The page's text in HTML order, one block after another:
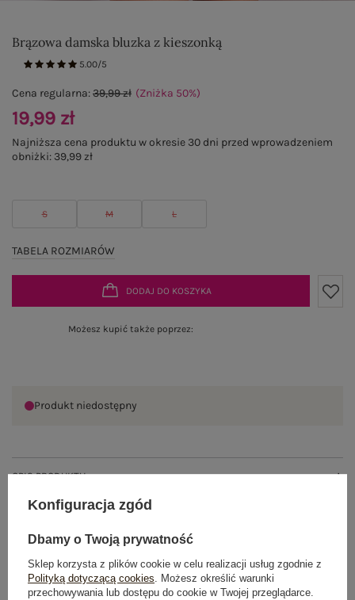
Brązowa damska bluzka z kieszonką
5.00/5
S M L
TABELA ROZMIARÓW
Cena regularna:39,99 zł (Zniżka 50%)
19,99 zł
Najniższa cena produktu w okresie 30 dni przed wprowadzeniem
obniżki: 39,99 zł
DODAJ DO KOSZYKA
Możesz kupić także poprzez:
Produkt niedostępny
OPIS PRODUKTU
GŁÓWNE PARAMETRY
WYSYŁKA I DOSTAWA
Konfiguracja zgód
Dbamy o Twoją prywatność
Sklep korzysta z plików cookie w celu realizacji usług zgodnie z
Polityką dotyczącą cookies. Możesz określić warunki
przechowywania lub dostępu do cookie w Twojej przeglądarce.